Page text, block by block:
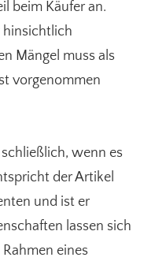
beim Käufer an.
hinsichtlich
Mängel muss als
vorgenommen
wenn es
der Artikel
und ist er
lassen sich
eines